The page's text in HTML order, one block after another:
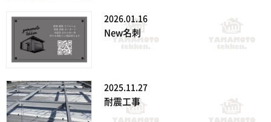
2026.01.16
New名刺
2025.11.27
耐震工事